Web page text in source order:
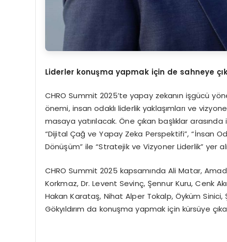
Liderler konuşma yapmak için de sahneye
CHRO Summit 2025’te yapay zekanın işgücü
önemi, insan odaklı liderlik yaklaşımları ve
masaya yatırılacak. Öne çıkan başlıklar
“Dijital Çağ ve Yapay Zeka Perspektifi”, “İnsan
Dönüşüm” ile “Stratejik ve Vizyoner Liderlik” yer
CHRO Summit 2025 kapsamında Ali Matar,
Korkmaz, Dr. Levent Sevinç, Şennur Kuru, Cenk
Hakan Karataş, Nihat Alper Tokalp, Öyküm
Gökyıldırım da konuşma yapmak için kürsüye